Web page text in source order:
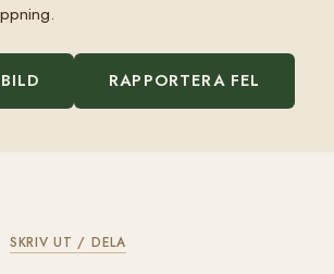
RAPPORTERA FEL
SKRIV UT / DELA